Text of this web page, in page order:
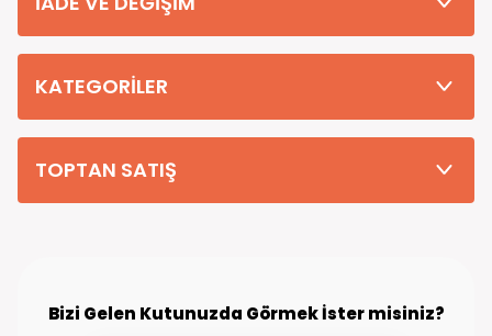
teslim edilmektedir. (kırsal köy kasaba gibi yerlere bu süre 7 güne
KATEGORİLER
TOPTAN SATIŞ
Bizi Gelen Kutunuzda Görmek İster misiniz?